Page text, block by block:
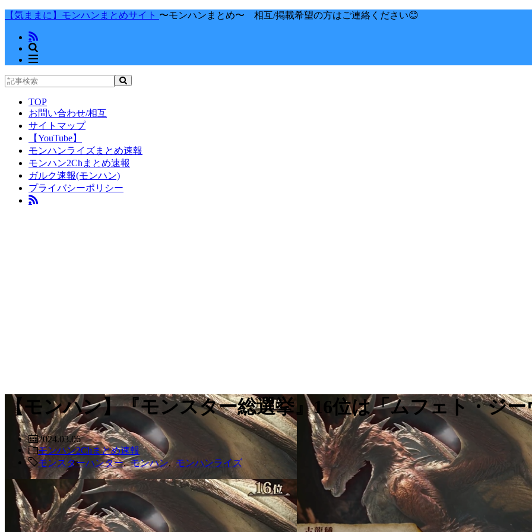
【気ままに】モンハンまとめサイト 〜モンハンまとめ〜 相互/掲載希望の方はご連絡ください😊
TOP
お問い合わせ/相互
サイトマップ
【YouTube】
モンハンライズまとめ速報
モンハン2Chまとめ速報
ガルク速報(モンハン)
プライバシーポリシー
【モンハン】『モンスター総選挙』16位は「ムフェト・ジ
2024.03.06
モンハン2Chまとめ速報
モンスターハンター,モンハン, モンハンライズ